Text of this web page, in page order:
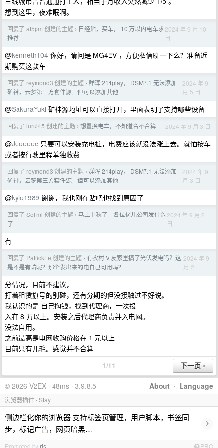
想到这里，夜难眠啊。
回复了 at5pm 创建的主题 › 日经贴，买车， 10 万以内电车求
推荐
2024 年 9 月 10
日
@kenneth104 你好，请问是 MG4EV ，方便私信聊一下么？准备近
期购买这款车
回复了 reymond3 创建的主题 › 群晖 214play， DSM7.1 无法添加
矿神，云梦第三方套件源，但可以添加其他
2024 年 9
月 5 日
@SakuraYuki 矿神源地址可以直接打开，里面表明了支持哪些设备
回复了 lurui45 创建的主题 › 想置换电车，不知道合不合算 2024 年 9 月 3 日
@Jooeeee 只要可以安装充电桩，电费应该就没法涨上去。就怕按车
或者按行驶里程单独收费
回复了 reymond3 创建的主题 › 群晖 214play， DSM7.1 无法添加
矿神，云梦第三方套件源，但可以添加其他
2024 年 9
月 3 日
@kylo1989 谢谢，我也刚在贴吧也找到原因了
回复了 Softml 创建的主题 › 马上中秋了，各位佬儿公司发什么
了
2024 年 9 月 2
日
冇
回复了 PatrickLe 创建的主题 › 有农村 V 友家里搞了光伏发电吗？这
是不是有坑呢？那个发出来的电自己可用吗？
2024 年 9
月 2 日
分情况，目前不建议，
打着租赁旗号的别碰，还有分期的但没接触过不好说。
我认识的是 自己掏钱，找到代理商，一次投
入在 8 万以上。安装之后代理商负责并入电网。
没法自用。
之前最高是电网收购价格在 1 元以上
目前只有几毛。感觉并不合算
1/11
About · Language
© 2026 V2EX · 48ms · 3.9.8.5
浏览器插件 - Stay
侧边栏化你的浏览器 支持标签页管理，用户脚本，书签同
步，标记广告，网页暗黑…
›
Promoted by ris PRO